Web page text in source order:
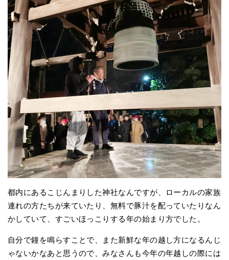
都内にあるこじんまりした神社なんですが、ローカルの家族
連れの方たちが来ていたり、無料で豚汁を配っていたりなん
かしていて、すごいほっこりする年の始まり方でした。
自分で鐘を鳴らすことで、また新鮮な年の越し方になるんじ
ゃないかなあと思うので、みなさんも今年の年越しの際には